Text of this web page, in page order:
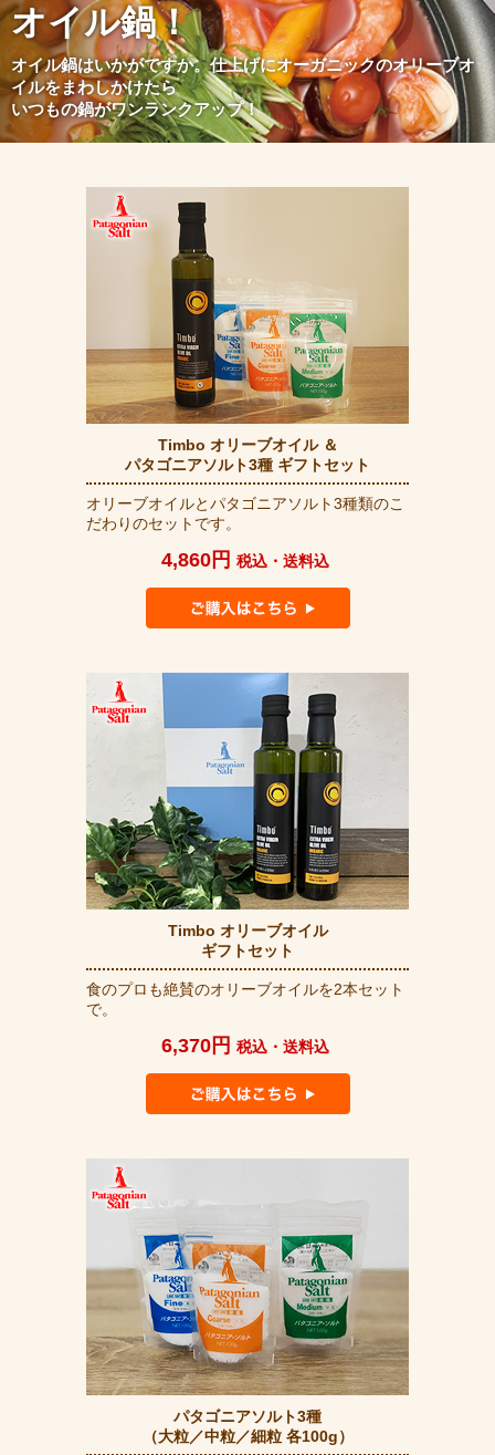
オイル鍋！
オイル鍋はいかがですか。仕上げにオーガニックのオリーブオ
イルをまわしかけたら
いつもの鍋がワンランクアップ！
Timbo オリーブオイル ＆
パタゴニアソルト3種 ギフトセット
オリーブオイルとパタゴニアソルト3種類のこ
だわりのセットです。
4,860円 税込・送料込
Timbo オリーブオイル
ギフトセット
食のプロも絶賛のオリーブオイルを2本セット
で。
6,370円 税込・送料込
パタゴニアソルト3種
（大粒／中粒／細粒 各100g）